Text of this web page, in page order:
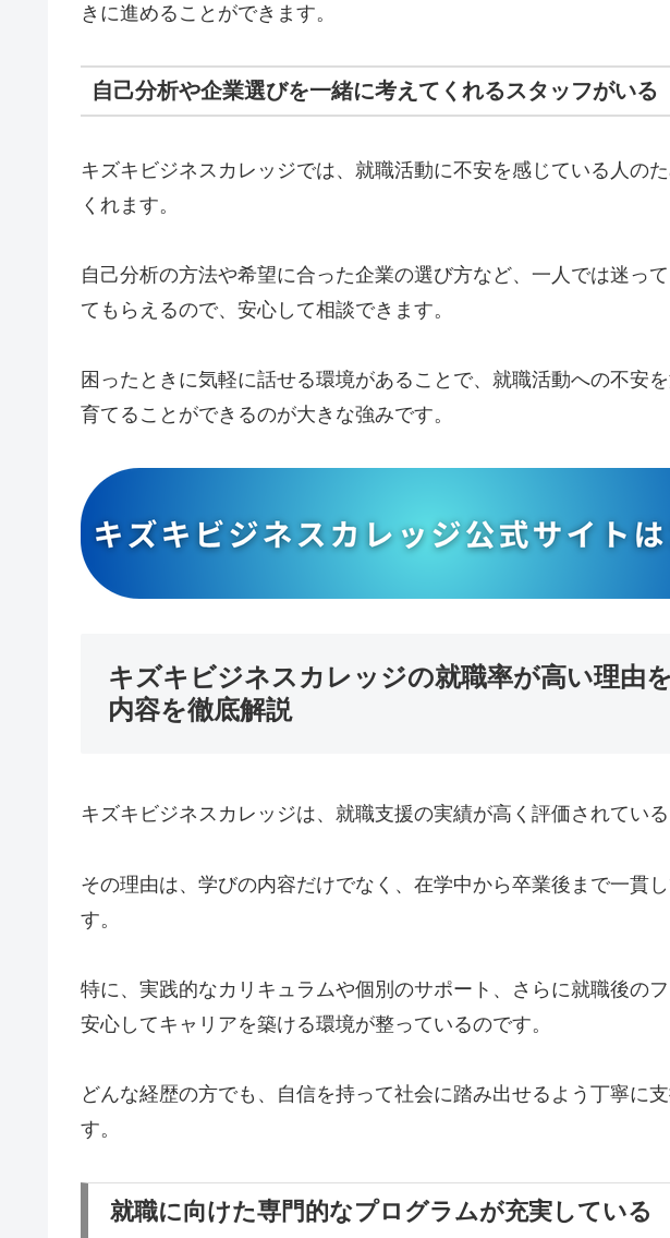
きに進めることができます。
自己分析や企業選びを一緒に考えてくれるスタッフがいる
キズキビジネスカレッジでは、就職活動に不安を感じている人の
くれます。
自己分析の方法や希望に合った企業の選び方など、一人では迷っ
てもらえるので、安心して相談できます。
困ったときに気軽に話せる環境があることで、就職活動への不安
育てることができるのが大きな強みです。
キズキビジネスカレッジの就職率が高い理由
内容を徹底解説
キズキビジネスカレッジは、就職支援の実績が高く評価されている
その理由は、学びの内容だけでなく、在学中から卒業後まで一貫
す。
特に、実践的なカリキュラムや個別のサポート、さらに就職後の
安心してキャリアを築ける環境が整っているのです。
どんな経歴の方でも、自信を持って社会に踏み出せるよう丁寧に
す。
就職に向けた専門的なプログラムが充実している